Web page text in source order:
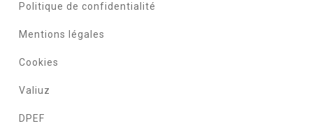
Politique de confidentialité
Mentions légales
Cookies
Valiuz
DPEF